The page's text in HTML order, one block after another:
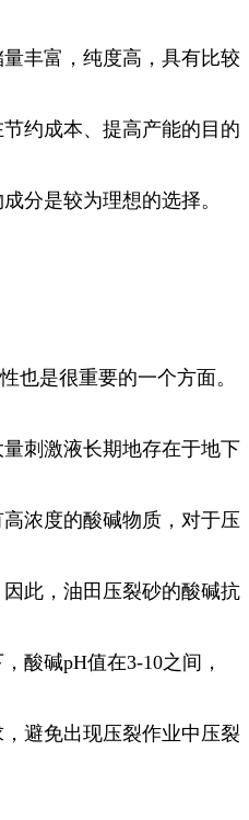
丰富，纯度高，具有比较
约成本、提高产能的目的
分是较为理想的选择。
也是很重要的一个方面。
刺激液长期地存在于地下
浓度的酸碱物质，对于压
此，油田压裂砂的酸碱抗
酸碱pH值在3-10之间，
避免出现压裂作业中压裂